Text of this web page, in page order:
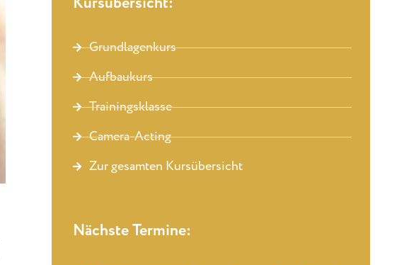
Grundlagenkurs
Aufbaukurs
Trainingsklasse
Camera-Acting
Zur gesamten Kursübersicht
Nächste Termine: